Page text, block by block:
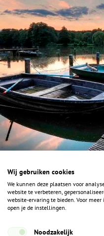
F
a
c
o
I
n
s
g
Y
o
u
b
P
i
n
ALGEMENE INFORMATIE
Wij gebruiken cookies
We kunnen deze plaatsen voor
website te verbeteren,
website-ervaring te bieden. Voor
open je de instellingen.
Noodzakelijk